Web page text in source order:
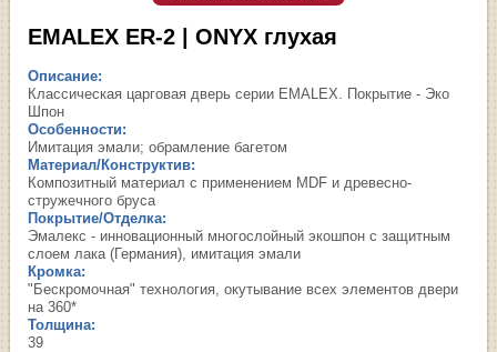
EMALEX ER-2 | ONYX глухая
Описание:
Классическая царговая дверь cерии EMALEX. Покрытие - Эко
Шпон
Особенности:
Имитация эмали; обрамление багетом
Материал/Конструктив:
Композитный материал с применением MDF и древесно-
стружечного бруса
Покрытие/Отделка:
Эмалекс - инновационный многослойный экошпон с защитным
слоем лака (Германия), имитация эмали
Кромка:
"Бескромочная" технология, окутывание всех элементов двери
на 360*
Толщина:
39